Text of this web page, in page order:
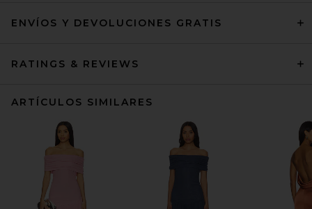
ENVÍOS Y DEVOLUCIONES GRATIS
RATINGS & REVIEWS
ARTÍCULOS SIMILARES